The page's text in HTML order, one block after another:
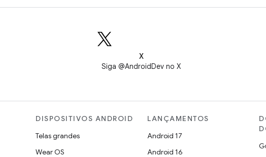
X
Siga @AndroidDev no X
DISPOSITIVOS ANDROID
Telas grandes
Wear OS
LANÇAMENTOS
Android 17
Android 16